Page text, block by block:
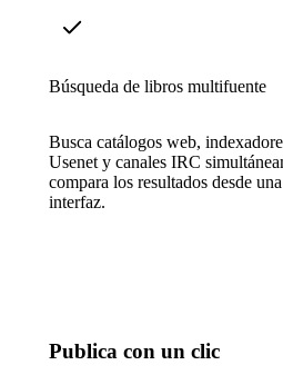
Búsqueda de libros multifuente
Busca catálogos web,
Usenet y canales IRC
compara los resultados desde
interfaz.
Publica con un clic